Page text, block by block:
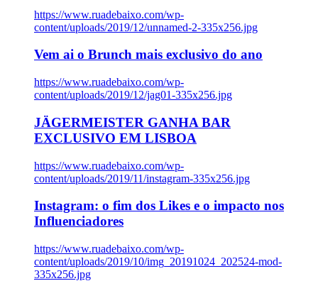
https://www.ruadebaixo.com/wp-
content/uploads/2019/12/unnamed-2-335x256.jpg
Vem ai o Brunch mais exclusivo do ano
https://www.ruadebaixo.com/wp-
content/uploads/2019/12/jag01-335x256.jpg
JÄGERMEISTER GANHA BAR
EXCLUSIVO EM LISBOA
https://www.ruadebaixo.com/wp-
content/uploads/2019/11/instagram-335x256.jpg
Instagram: o fim dos Likes e o impacto nos
Influenciadores
https://www.ruadebaixo.com/wp-
content/uploads/2019/10/img_20191024_202524-mod-
335x256.jpg